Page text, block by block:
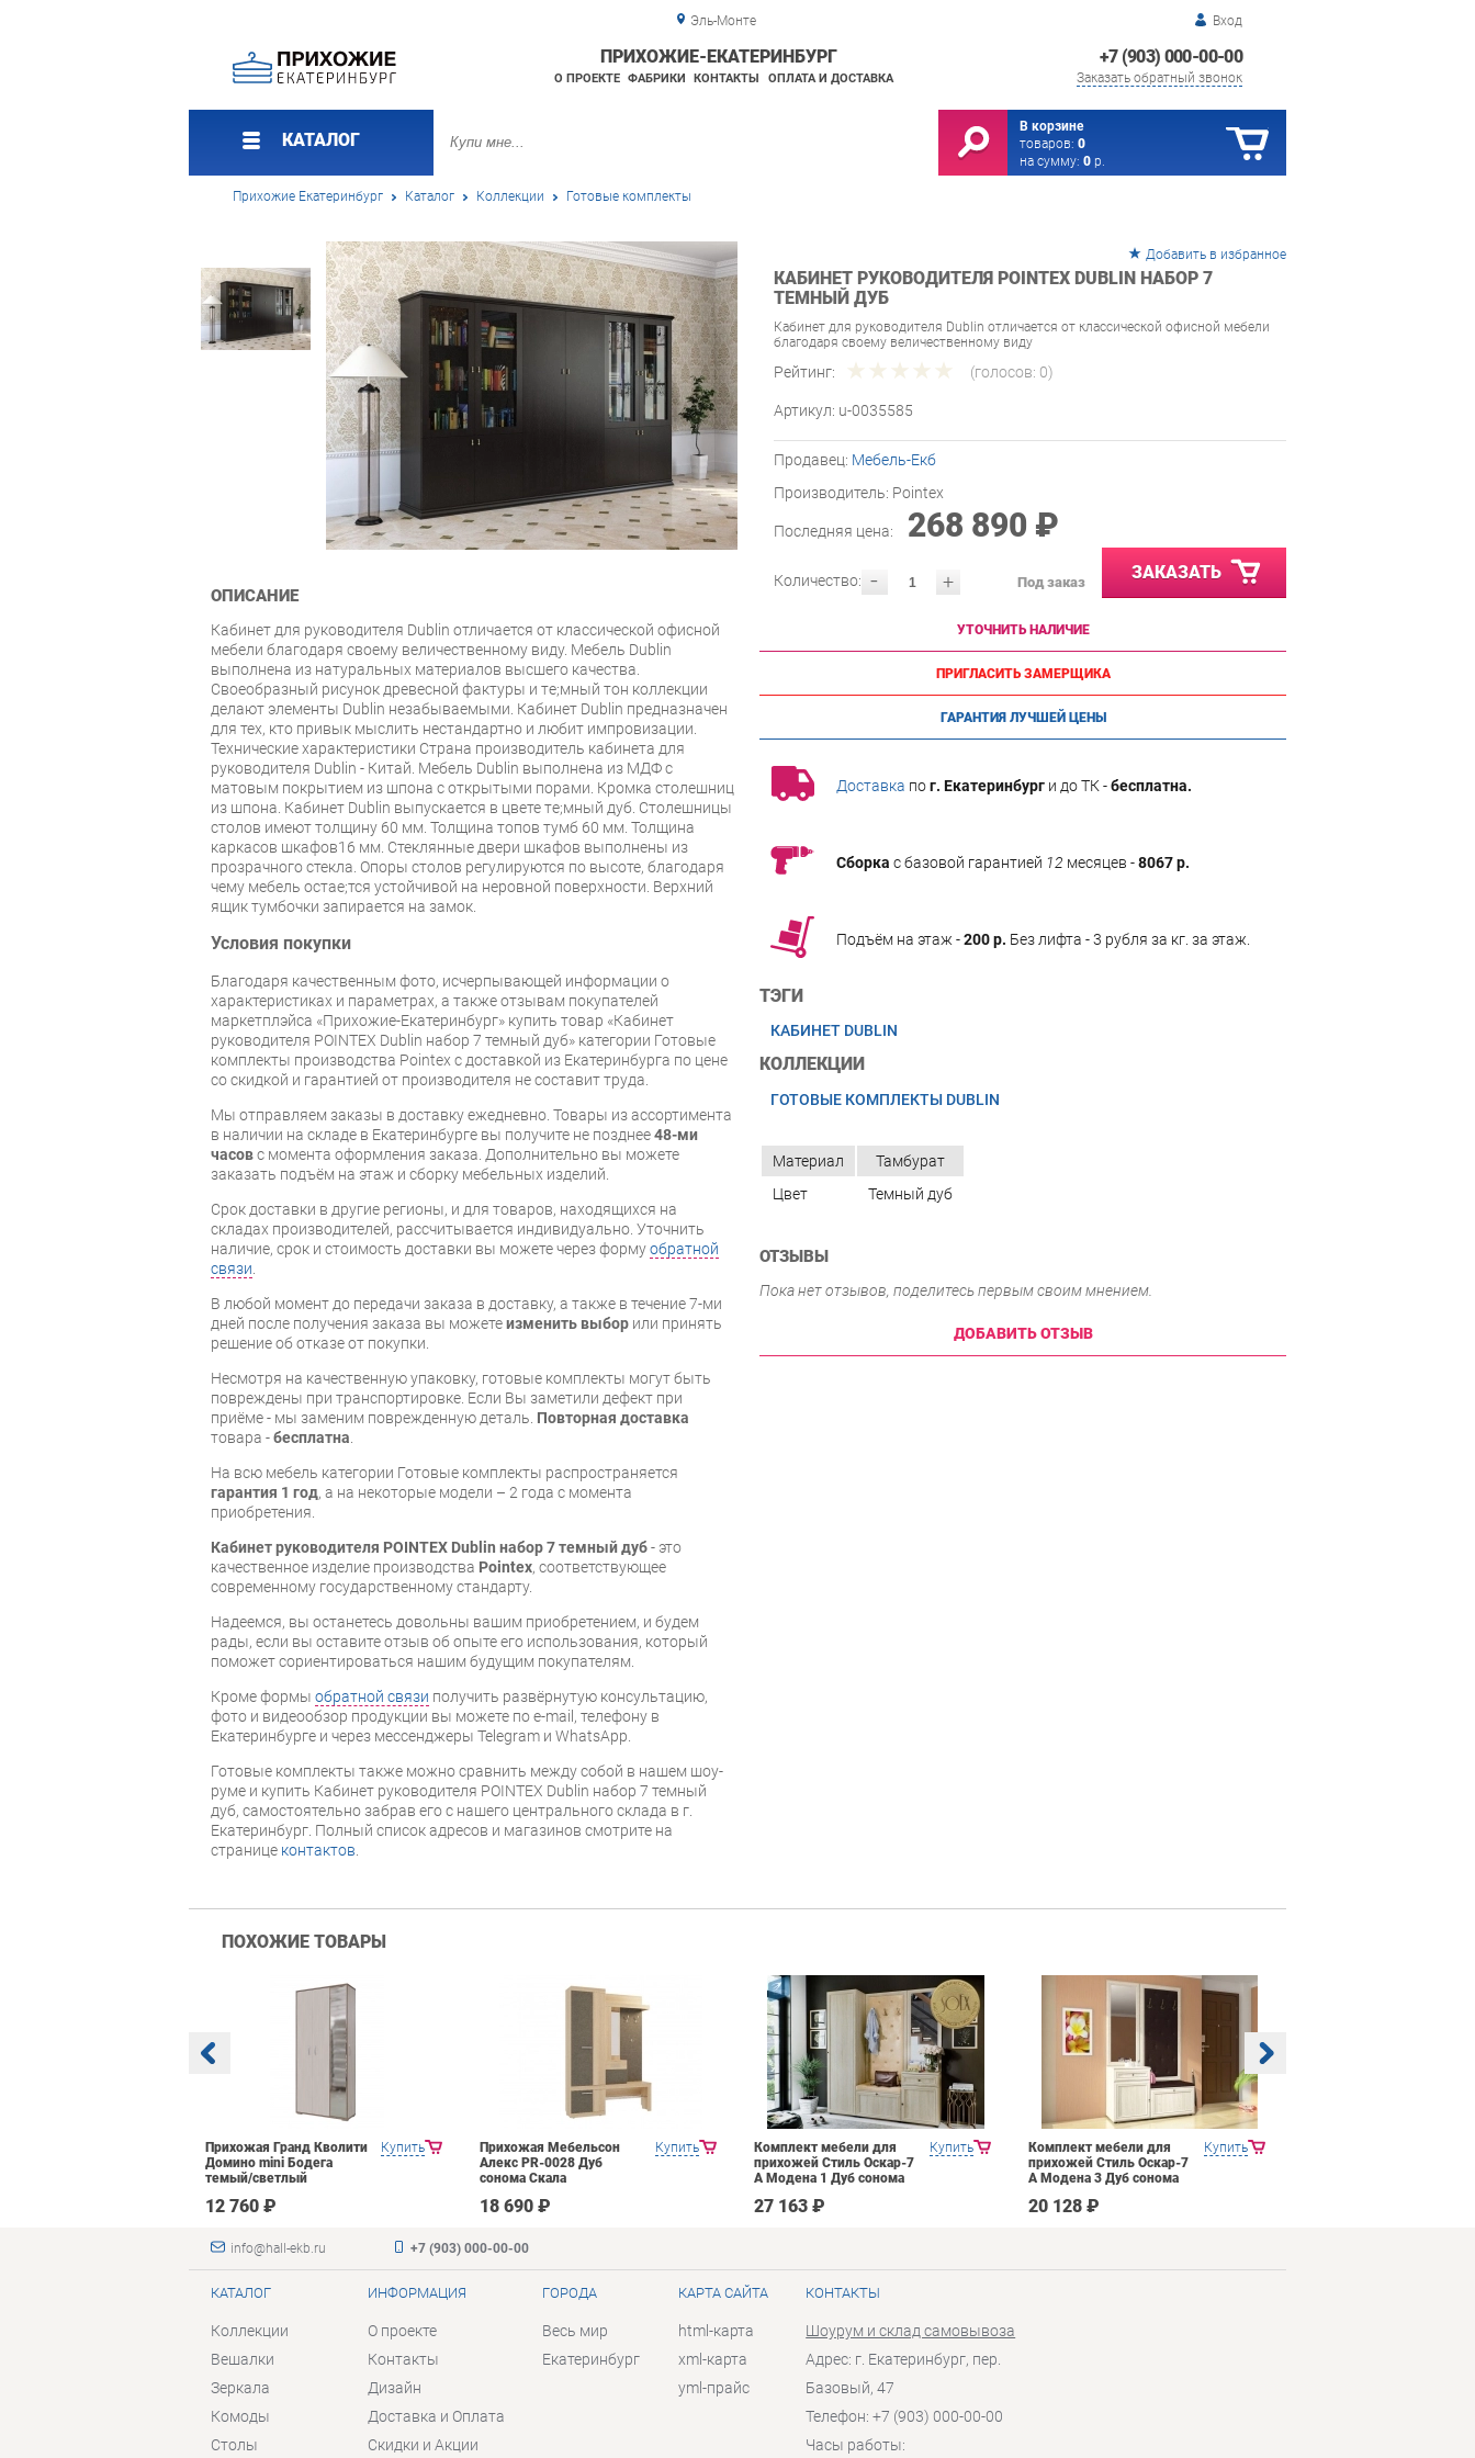
Эль-Монте Вход
+7 (903) 000-00-00
Заказать обратный звонок
ПРИХОЖИЕ-ЕКАТЕРИНБУРГ
О ПРОЕКТЕ ФАБРИКИ КОНТАКТЫ ОПЛАТА И ДОСТАВКА
КАТАЛОГ
В корзине
товаров: 0
на сумму: 0 р.
Прихожие Екатеринбург Каталог Коллекции Готовые комплекты
Добавить в избранное
КАБИНЕТ РУКОВОДИТЕЛЯ POINTEX DUBLIN НАБОР 7
ТЕМНЫЙ ДУБ
Кабинет для руководителя Dublin отличается от классической офисной мебели
благодаря своему величественному виду
Рейтинг: (голосов: 0)
Артикул: u-0035585
Продавец: Мебель-Екб
Производитель: Pointex
Последняя цена: 268 890 ₽
- +
Количество: Под заказ ЗАКАЗАТЬ
УТОЧНИТЬ НАЛИЧИЕ
ПРИГЛАСИТЬ ЗАМЕРЩИКА
ГАРАНТИЯ ЛУЧШЕЙ ЦЕНЫ
Доставка пог. Екатеринбург и до ТК -бесплатна.
Сборка с базовой гарантией 12 месяцев -8067 р.
Подъём на этаж -200 р. Без лифта - 3 рубля за кг. за этаж.
ТЭГИ
КАБИНЕТ DUBLIN
КОЛЛЕКЦИИ
ГОТОВЫЕ КОМПЛЕКТЫ DUBLIN
ОПИСАНИЕ
Кабинет для руководителя Dublin отличается от классической офисной
мебели благодаря своему величественному виду. Мебель Dublin
выполнена из натуральных материалов высшего качества.
Своеобразный рисунок древесной фактуры и тe;мный тон коллекции
делают элементы Dublin незабываемыми. Кабинет Dublin предназначен
для тех, кто привык мыслить нестандартно и любит импровизации.
Технические характеристики Страна производитель кабинета для
руководителя Dublin - Китай. Мебель Dublin выполнена из МДФ с
матовым покрытием из шпона с открытыми порами. Кромка столешниц
из шпона. Кабинет Dublin выпускается в цвете тe;мный дуб. Столешницы
столов имеют толщину 60 мм. Толщина топов тумб 60 мм. Толщина
каркасов шкафов16 мм. Стеклянные двери шкафов выполнены из
прозрачного стекла. Опоры столов регулируются по высоте, благодаря
чему мебель остаe;тся устойчивой на неровной поверхности. Верхний
ящик тумбочки запирается на замок.
Условия покупки
Благодаря качественным фото, исчерпывающей информации о
характеристиках и параметрах, а также отзывам покупателей
маркетплэйса «Прихожие-Екатеринбург» купить товар «Кабинет
руководителя POINTEX Dublin набор 7 темный дуб» категории Готовые
комплекты производства Pointex с доставкой из Екатеринбурга по цене
со скидкой и гарантией от производителя не составит труда.
Мы отправляем заказы в доставку ежедневно. Товары из ассортимента
в наличии на складе в Екатеринбурге вы получите не позднее48-ми
часовс момента оформления заказа. Дополнительно вы можете
заказать подъём на этаж и сборку мебельных изделий.
Срок доставки в другие регионы, и для товаров, находящихся на
складах производителей, рассчитывается индивидуально. Уточнить
наличие, срок и стоимость доставки вы можете через формуобратной
связи.
В любой момент до передачи заказа в доставку, а также в течение 7-ми
дней после получения заказа вы можетеизменить выбор или принять
решение об отказе от покупки.
Несмотря на качественную упаковку, готовые комплекты могут быть
повреждены при транспортировке. Если Вы заметили дефект при
приёме - мы заменим поврежденную деталь. Повторная доставка
товара -бесплатна.
На всю мебель категории Готовые комплекты распространяется
гарантия 1 год, а на некоторые модели – 2 года с момента
приобретения.
Кабинет руководителя POINTEX Dublin набор 7 темный дуб- это
качественное изделие производства Pointex, соответствующее
современному государственному стандарту.
Надеемся, вы останетесь довольны вашим приобретением, и будем
рады, если вы оставите отзыв об опыте его использования, который
поможет сориентироваться нашим будущим покупателям.
Кроме формы обратной связи получить развёрнутую консультацию,
фото и видеообзор продукции вы можете по e-mail, телефону в
Екатеринбурге и через мессенджеры Telegram и WhatsApp.
Готовые комплекты также можно сравнить между собой в нашем шоу-
руме и купить Кабинет руководителя POINTEX Dublin набор 7 темный
дуб, самостоятельно забрав его с нашего центрального склада в г.
Екатеринбург. Полный список адресов и магазинов смотрите на
странице контактов.
Материал
Тамбурат
Цвет
Темный дуб
ОТЗЫВЫ
Пока нет отзывов, поделитесь первым своим мнением.
ДОБАВИТЬ ОТЗЫВ
ПОХОЖИЕ ТОВАРЫ
Купить
Прихожая Гранд Кволити
Домино mini Бодега
темый/светлый
12 760 ₽
Купить
Прихожая Мебельсон
Алекс PR-0028 Дуб
сонома Скала
18 690 ₽
Купить
Комплект мебели для
прихожей Стиль Оскар-7
А Модена 1 Дуб сонома
27 163 ₽
Купить
Комплект мебели для
прихожей Стиль Оскар-7
А Модена 3 Дуб сонома
20 128 ₽
info@hall-ekb.ru +7 (903) 000-00-00
КАТАЛОГ
Коллекции
Вешалки
Зеркала
Комоды
Столы
ИНФОРМАЦИЯ
О проекте
Контакты
Дизайн
Доставка и Оплата
Скидки и Акции
ГОРОДА
Весь мир
Екатеринбург
КАРТА САЙТА
html-карта
xml-карта
yml-прайс
КОНТАКТЫ
Шоурум и склад самовывоза
Адрес: г. Екатеринбург, пер.
Базовый, 47
Телефон: +7 (903) 000-00-00
Часы работы: